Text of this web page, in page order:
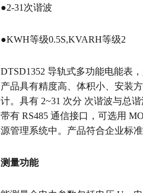
●2-31次谐波
●KWH等级0.5S,KVARH等级2
DTSD1352 导轨式多功能电能表
产品具有精度高、体积小、安装
计。具有 2~31 次分 次谐波与总
带有 RS485 通信接口，可选用
源管理系统中。产品符合企业标
测量功能